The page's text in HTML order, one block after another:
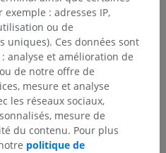
: adresses IP,
ou de
uniques). Ces données sont
analyse et amélioration de
de notre offre de
mesure et analyse
les réseaux sociaux,
mesure de
du contenu. Pour plus
politique de